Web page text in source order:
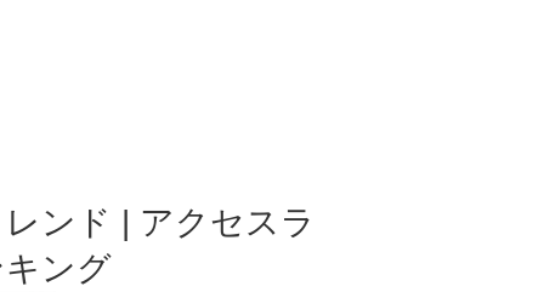
ンド | アクセスラ
ング